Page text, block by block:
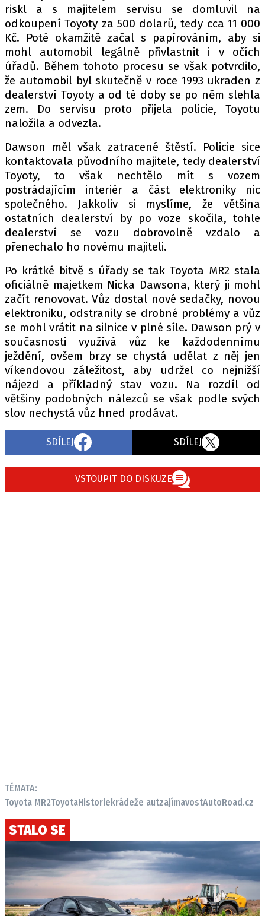
riskl a s majitelem servisu se domluvil na
odkoupení Toyoty za 500 dolarů, tedy cca 11 000
Kč. Poté okamžitě začal s papírováním, aby si
mohl automobil legálně přivlastnit i v očích
úřadů. Během tohoto procesu se však potvrdilo,
že automobil byl skutečně v roce 1993 ukraden z
dealerství Toyoty a od té doby se po něm slehla
zem. Do servisu proto přijela policie, Toyotu
naložila a odvezla.
Dawson měl však zatracené štěstí. Policie sice
kontaktovala původního majitele, tedy dealerství
Toyoty, to však nechtělo mít s vozem
postrádajícím interiér a část elektroniky nic
společného. Jakkoliv si myslíme, že většina
ostatních dealerství by po voze skočila, tohle
dealerství se vozu dobrovolně vzdalo a
přenechalo ho novému majiteli.
Po krátké bitvě s úřady se tak Toyota MR2 stala
oficiálně majetkem Nicka Dawsona, který ji mohl
začít renovovat. Vůz dostal nové sedačky, novou
elektroniku, odstranily se drobné problémy a vůz
se mohl vrátit na silnice v plné síle. Dawson prý v
současnosti využívá vůz ke každodennímu
ježdění, ovšem brzy se chystá udělat z něj jen
víkendovou záležitost, aby udržel co nejnižší
nájezd a příkladný stav vozu. Na rozdíl od
většiny podobných nálezců se však podle svých
slov nechystá vůz hned prodávat.
SDÍLEJ SDÍLEJ
VSTOUPIT DO DISKUZE
TÉMATA:
Toyota MR2ToyotaHistoriekrádeže autzajímavostAutoRoad.cz
STALO SE